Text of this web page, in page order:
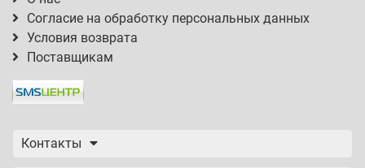
Согласие на обработку персональных данных
Условия возврата
Поставщикам
Контакты